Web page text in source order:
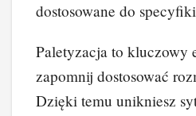
dostosowane do
Paletyzacja to kluczowy
zapomnij dostosować
Dzięki temu unikniesz